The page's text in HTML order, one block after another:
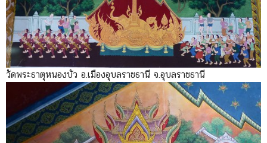
วัดพระธาตุหนองบัว อ.เมืองอุบลราชธานี จ.อุบลราชธานี